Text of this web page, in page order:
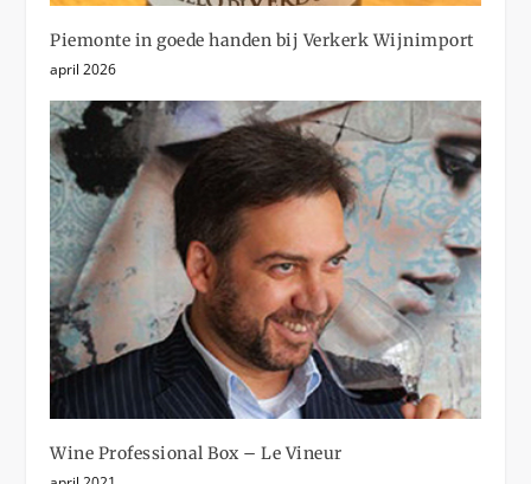
Piemonte in goede handen bij Verkerk Wijnimport
april 2026
Wine Professional Box – Le Vineur